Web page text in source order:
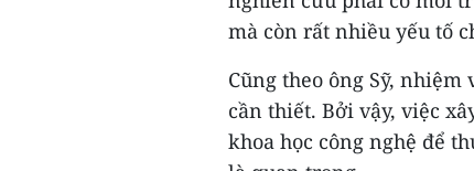
mà còn rất nhiều yếu tố
Cũng theo ông Sỹ,
cần thiết. Bởi vậy, việc
khoa học công nghệ để